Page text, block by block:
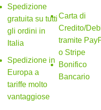
Spedizione
gratuita su tutti
gli ordini in
Italia
Spedizione in
Europa a
tariffe molto
vantaggiose
Carta di
Credito/
tramite
o Stripe
Bonifico
Bancario